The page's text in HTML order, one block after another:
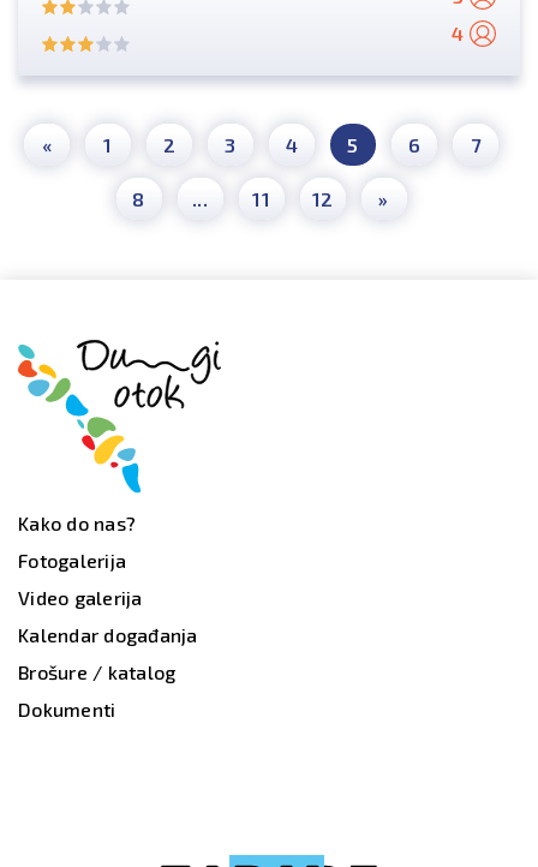
4
« 1 2 3 4 5 6 7
8 ... 11 12 »
Kako do nas?
Fotogalerija
Video galerija
Kalendar događanja
Brošure / katalog
Dokumenti